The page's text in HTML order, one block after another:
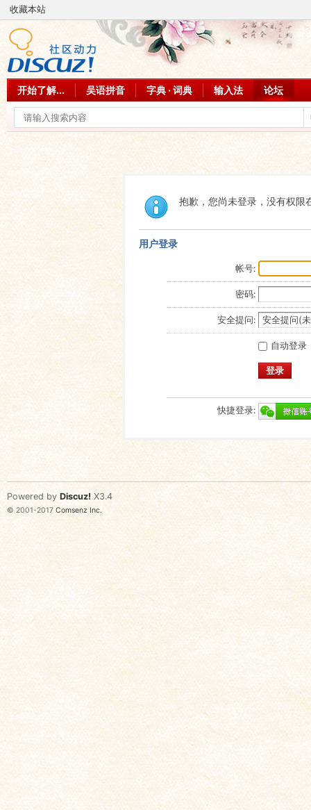
收藏本站
开始了解... 吴语拼音 字典 · 词典 输入法 论坛
抱歉，您尚未登录，没有权限
用户登录
帐号:
密码:
安全提问:
自动登录
登录
快捷登录:
Powered by Discuz! X3.4
© 2001-2017 Comsenz Inc.